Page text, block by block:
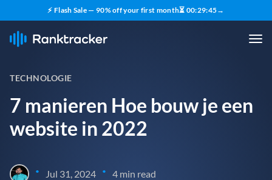
⚡ Flash Sale — 90% off your first month⏳ 00:29:44→
TECHNOLOGIE
7 manieren Hoe bouw je een
website in 2022
• Jul 31, 2024 • 4 min read